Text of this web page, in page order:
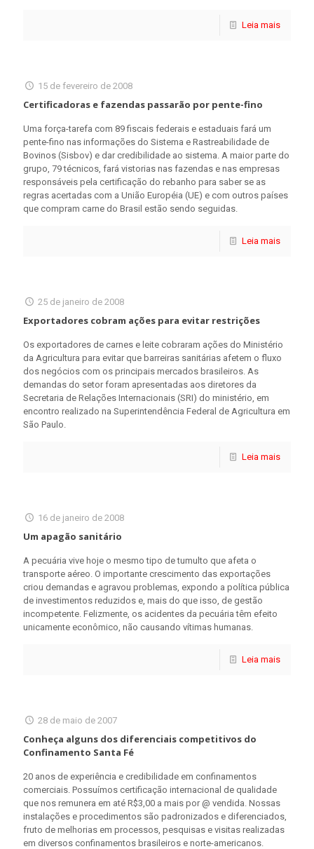
Leia mais
15 de fevereiro de 2008
Certificadoras e fazendas passarão por pente-fino
Uma força-tarefa com 89 fiscais federais e estaduais fará um
pente-fino nas informações do Sistema e Rastreabilidade de
Bovinos (Sisbov) e dar credibilidade ao sistema. A maior parte do
grupo, 79 técnicos, fará vistorias nas fazendas e nas empresas
responsáveis pela certificação do rebanho para saber se as
regras acertadas com a União Européia (UE) e com outros países
que compram carne do Brasil estão sendo seguidas.
Leia mais
25 de janeiro de 2008
Exportadores cobram ações para evitar restrições
Os exportadores de carnes e leite cobraram ações do Ministério
da Agricultura para evitar que barreiras sanitárias afetem o fluxo
dos negócios com os principais mercados brasileiros. As
demandas do setor foram apresentadas aos diretores da
Secretaria de Relações Internacionais (SRI) do ministério, em
encontro realizado na Superintendência Federal de Agricultura em
São Paulo.
Leia mais
16 de janeiro de 2008
Um apagão sanitário
A pecuária vive hoje o mesmo tipo de tumulto que afeta o
transporte aéreo. O importante crescimento das exportações
criou demandas e agravou problemas, expondo a política pública
de investimentos reduzidos e, mais do que isso, de gestão
incompetente. Felizmente, os acidentes da pecuária têm efeito
unicamente econômico, não causando vítimas humanas.
Leia mais
28 de maio de 2007
Conheça alguns dos diferenciais competitivos do
Confinamento Santa Fé
20 anos de experiência e credibilidade em confinamentos
comerciais. Possuímos certificação internacional de qualidade
que nos remunera em até R$3,00 a mais por @ vendida. Nossas
instalações e procedimentos são padronizados e diferenciados,
fruto de melhorias em processos, pesquisas e visitas realizadas
em diversos confinamentos brasileiros e norte-americanos.